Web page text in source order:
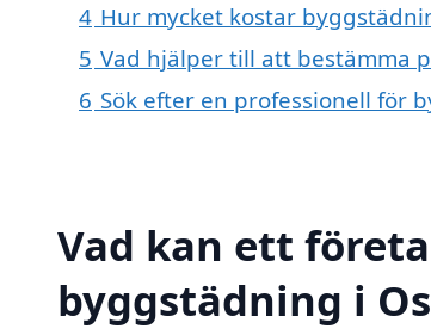
4 Hur mycket kostar
5 Vad hjälper till att bestämma
6 Sök efter en professionell för
Vad kan ett
byggstädning i